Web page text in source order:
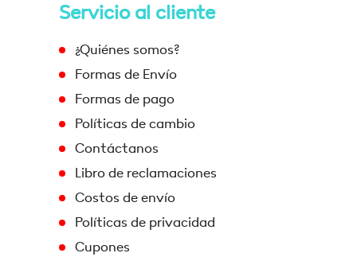
Servicio al cliente
¿Quiénes somos?
Formas de Envío
Formas de pago
Políticas de cambio
Contáctanos
Libro de reclamaciones
Costos de envío
Políticas de privacidad
Cupones